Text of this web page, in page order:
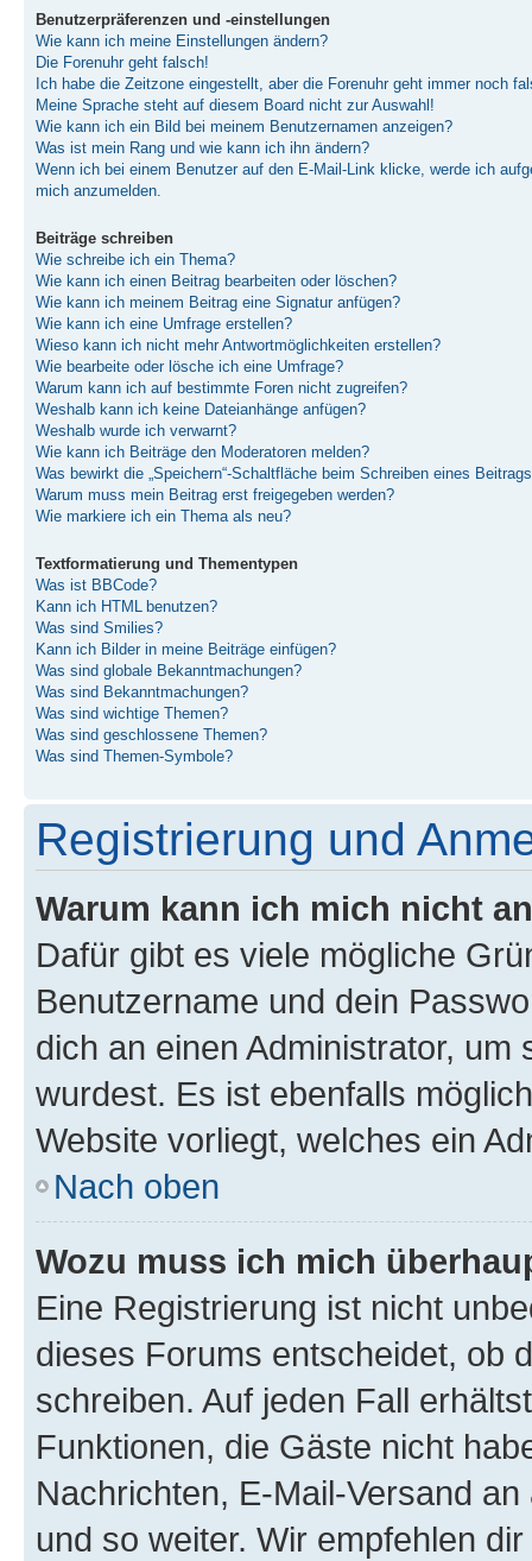
Benutzerpräferenzen und -einstellungen
Wie kann ich meine Einstellungen ändern?
Die Forenuhr geht falsch!
Ich habe die Zeitzone eingestellt, aber die Forenuhr geht immer noch
Meine Sprache steht auf diesem Board nicht zur Auswahl!
Wie kann ich ein Bild bei meinem Benutzernamen anzeigen?
Was ist mein Rang und wie kann ich ihn ändern?
Wenn ich bei einem Benutzer auf den E-Mail-Link klicke, werde ich
mich anzumelden.
Beiträge schreiben
Wie schreibe ich ein Thema?
Wie kann ich einen Beitrag bearbeiten oder löschen?
Wie kann ich meinem Beitrag eine Signatur anfügen?
Wie kann ich eine Umfrage erstellen?
Wieso kann ich nicht mehr Antwortmöglichkeiten erstellen?
Wie bearbeite oder lösche ich eine Umfrage?
Warum kann ich auf bestimmte Foren nicht zugreifen?
Weshalb kann ich keine Dateianhänge anfügen?
Weshalb wurde ich verwarnt?
Wie kann ich Beiträge den Moderatoren melden?
Was bewirkt die „Speichern“-Schaltfläche beim Schreiben eines
Warum muss mein Beitrag erst freigegeben werden?
Wie markiere ich ein Thema als neu?
Textformatierung und Thementypen
Was ist BBCode?
Kann ich HTML benutzen?
Was sind Smilies?
Kann ich Bilder in meine Beiträge einfügen?
Was sind globale Bekanntmachungen?
Was sind Bekanntmachungen?
Was sind wichtige Themen?
Was sind geschlossene Themen?
Was sind Themen-Symbole?
Registrierung und
Warum kann ich mich nicht
Dafür gibt es viele mögliche
Benutzername und dein
dich an einen Administrator,
wurdest. Es ist ebenfalls
Website vorliegt, welches ein
Nach oben
Wozu muss ich mich
Eine Registrierung ist nicht
dieses Forums entscheidet, ob
schreiben. Auf jeden Fall
Funktionen, die Gäste nicht
Nachrichten, E-Mail-Versand
und so weiter. Wir empfehlen